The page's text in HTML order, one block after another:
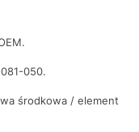
050.
środkowa / element